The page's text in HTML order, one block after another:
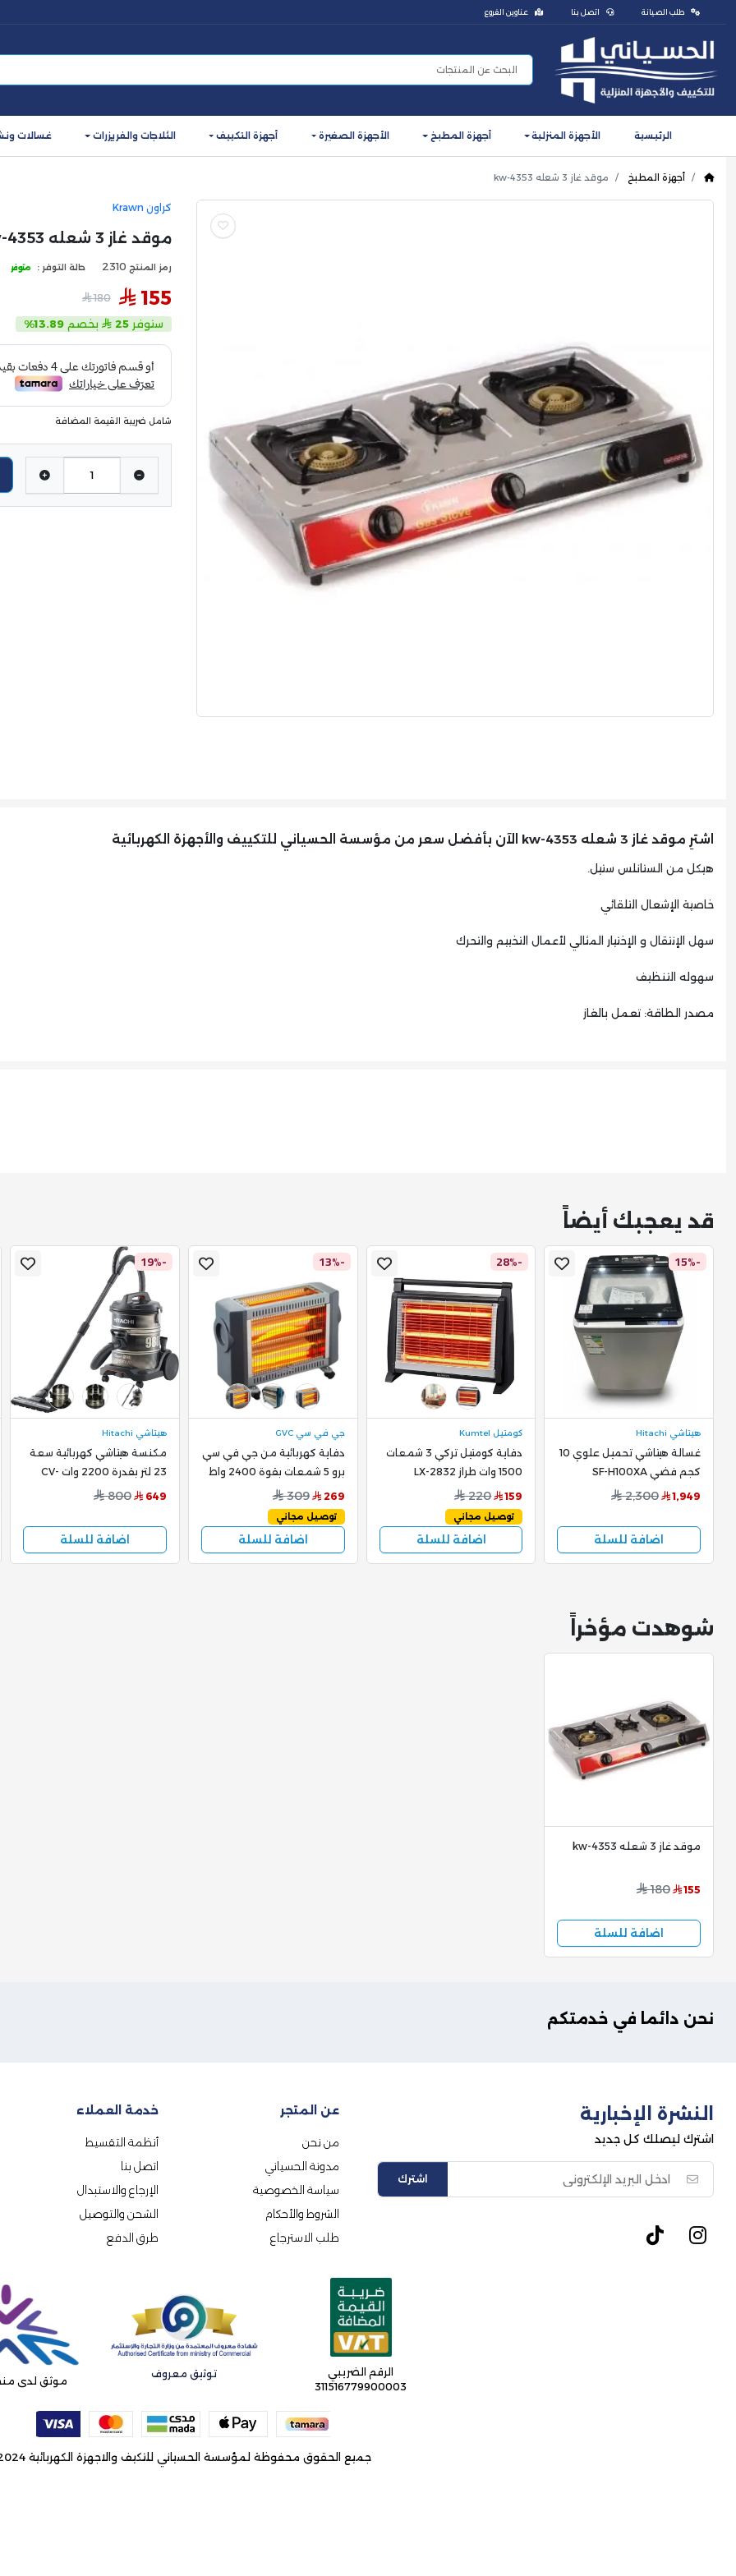
طلب الصيانة اتصل بنا عناوين الفروع
الرئيسية الأجهزة المنزلية أجهزة المطبخ الأجهزة الصغيرة أجهزة التكييف الثلاجات والفريزرات غسالات
أجهزة المطبخ موقد غاز 3 شعله kw-4353
كراون Krawn
موقد غاز 3 شعله kw-4353
رمز المنتج 2310 حالة التوفر : متوفر
155
180
ستوفر 25 بخصم 13.89%
شامل ضريبة القيمة المضافة
اشترِ موقد غاز 3 شعله kw-4353 الآن بأفضل سعر من مؤسسة الحسياني للتكييف والأجهزة الكهربائية
هيكل من الستانلس ستيل.
خاصية الإشعال التلقائي
سهل الإنتقال و الإختيار المثالي لأعمال التخييم والتحرك
سهوله التنظيف
مصدر الطاقة: تعمل بالغاز
قد يعجبك أيضاً
-15%
هيتاشي Hitachi
غسالة هيتاشي تحميل علوي 10
كجم فضي SF-H100XA
1,949
2,300
اضافة للسلة
-28%
كومتيل Kumtel
دفاية كومتيل تركي 3 شمعات
1500 وات طراز LX-2832
159
220
توصيل مجاني
اضافة للسلة
-13%
جي في سي GVC
دفاية كهربائية من جي في سي
برو 5 شمعات بقوة 2400 واط
مزودة بعجلات لسهولة التنقل
لون أسود - GVCHT-1211
269
309
توصيل مجاني
اضافة للسلة
-19%
هيتاشي Hitachi
مكنسة هيتاشي كهربائية سعة
23 لتر بقدرة 2200 وات CV-
980D
649
800
اضافة للسلة
شوهدت مؤخراً
موقد غاز 3 شعله kw-4353
155
180
اضافة للسلة
نحن دائما في خدمتكم
النشرة الإخبارية
اشترك ليصلك كل جديد
اشترك
عن المتجر
من نحن
مدونة الحسياني
سياسة الخصوصية
الشروط والأحكام
طلب الاسترجاع
خدمة العملاء
أنظمة التقسيط
اتصل بنا
الإرجاع والاستبدال
الشحن والتوصيل
طرق الدفع
الرقم الضريبي
311516779900003
توثيق معروف
موثق لدى
جميع الحقوق محفوظة لمؤسسة الحسياني للتكيف والاجهزة الكهربائية 2024